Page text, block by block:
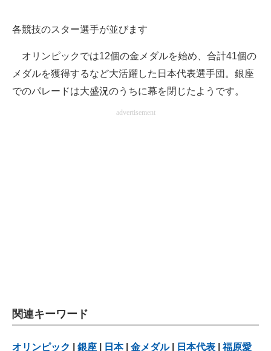
各競技のスター選手が並びます
オリンピックでは12個の金メダルを始め、合計41個の
メダルを獲得するなど大活躍した日本代表選手団。銀座
でのパレードは大盛況のうちに幕を閉じたようです。
advertisement
関連キーワード
オリンピック 銀座 日本| 金メダル| 日本代表 |福原愛